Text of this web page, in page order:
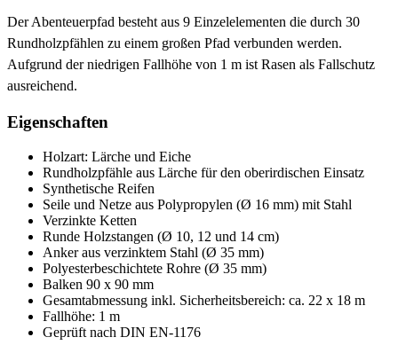
Der Abenteuerpfad besteht aus 9 Einzelelementen die durch 30
Rundholzpfählen zu einem großen Pfad verbunden werden.
Aufgrund der niedrigen Fallhöhe von 1 m ist Rasen als Fallschutz
ausreichend.
Eigenschaften
Holzart: Lärche und Eiche
Rundholzpfähle aus Lärche für den oberirdischen Einsatz
Synthetische Reifen
Seile und Netze aus Polypropylen (Ø 16 mm) mit Stahl
Verzinkte Ketten
Runde Holzstangen (Ø 10, 12 und 14 cm)
Anker aus verzinktem Stahl (Ø 35 mm)
Polyesterbeschichtete Rohre (Ø 35 mm)
Balken 90 x 90 mm
Gesamtabmessung inkl. Sicherheitsbereich: ca. 22 x 18 m
Fallhöhe: 1 m
Geprüft nach DIN EN-1176